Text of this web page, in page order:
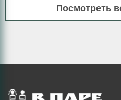
Посмотреть